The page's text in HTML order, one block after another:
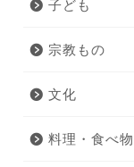
子ども
宗教もの
文化
料理・食べ物